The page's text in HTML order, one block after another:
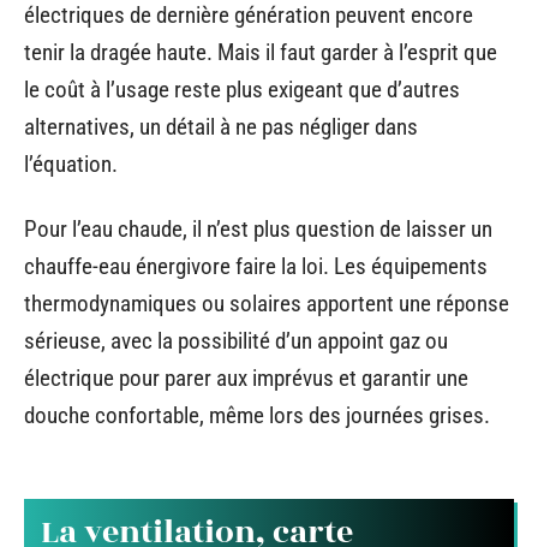
électriques de dernière génération peuvent encore
tenir la dragée haute. Mais il faut garder à l’esprit que
le coût à l’usage reste plus exigeant que d’autres
alternatives, un détail à ne pas négliger dans
l’équation.
Pour l’eau chaude, il n’est plus question de laisser un
chauffe-eau énergivore faire la loi. Les équipements
thermodynamiques ou solaires apportent une réponse
sérieuse, avec la possibilité d’un appoint gaz ou
électrique pour parer aux imprévus et garantir une
douche confortable, même lors des journées grises.
La ventilation, carte